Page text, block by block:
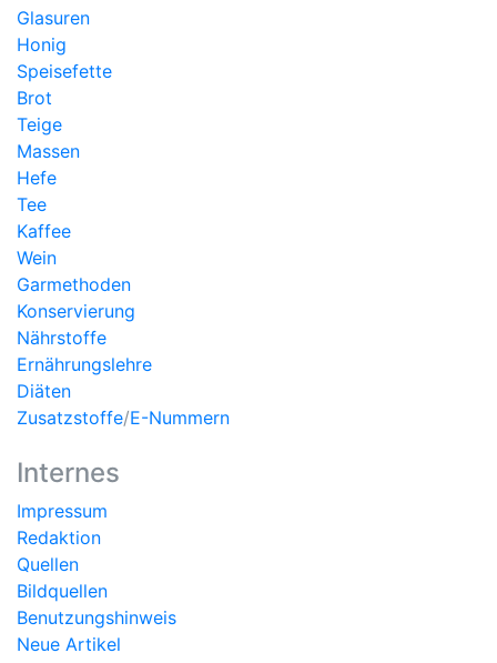
Glasuren
Honig
Speisefette
Brot
Teige
Massen
Hefe
Tee
Kaffee
Wein
Garmethoden
Konservierung
Nährstoffe
Ernährungslehre
Diäten
Zusatzstoffe/E-Nummern
Internes
Impressum
Redaktion
Quellen
Bildquellen
Benutzungshinweis
Neue Artikel